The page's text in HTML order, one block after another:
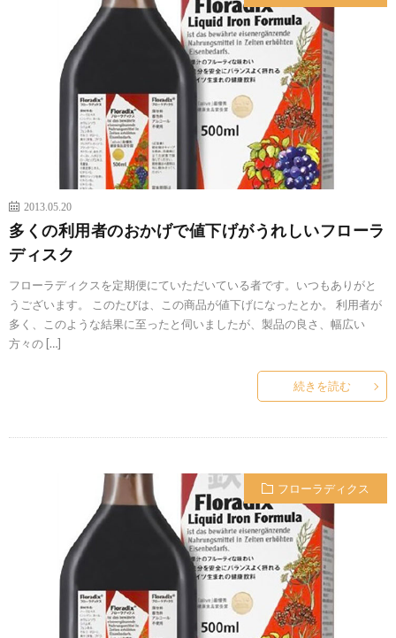
2013.05.20
多くの利用者のおかげで値下げがうれしいフローラ
ディスク
フローラディクスを定期便にていただいている者です。いつもありがと
うございます。 このたびは、この商品が値下げになったとか。 利用者が
多く、このような結果に至ったと伺いましたが、製品の良さ、幅広い
方々の […]
続きを読む
フローラディクス